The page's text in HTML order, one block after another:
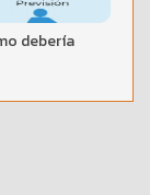
debería